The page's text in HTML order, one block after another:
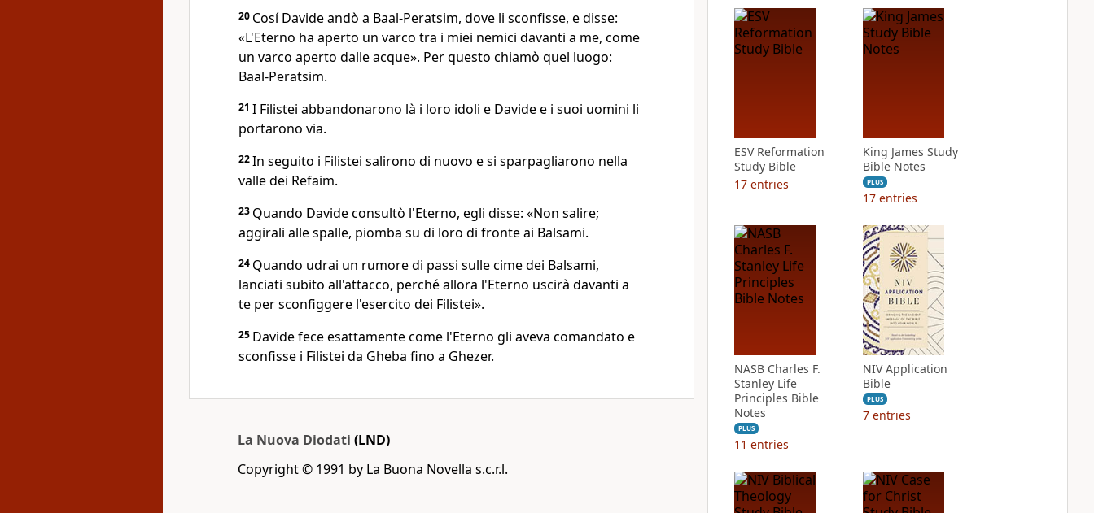
20 Cosí Davide andò a Baal-Peratsim, dove li sconfisse, e disse:
«L'Eterno ha aperto un varco tra i miei nemici davanti a me, come
un varco aperto dalle acque». Per questo chiamò quel luogo:
Baal-Peratsim.
21 I Filistei abbandonarono là i loro idoli e Davide e i suoi uomini li
portarono via.
22In seguito i Filistei salirono di nuovo e si sparpagliarono nella
valle dei Refaim.
23 Quando Davide consultò l'Eterno, egli disse: «Non salire;
aggirali alle spalle, piomba su di loro di fronte ai Balsami.
24 Quando udrai un rumore di passi sulle cime dei Balsami,
lanciati subito all'attacco, perché allora l'Eterno uscirà davanti a
te per sconfiggere l'esercito dei Filistei».
25 Davide fece esattamente come l'Eterno gli aveva comandato e
sconfisse i Filistei da Gheba fino a Ghezer.
La Nuova Diodati (LND)
Copyright © 1991 by La Buona Novella s.c.r.l.
ESV Reformation
Study Bible
17 entries
King James Study
Bible Notes
PLUS
17 entries
NASB Charles F.
Stanley Life
Principles Bible
Notes
PLUS
11 entries
NIV Application
Bible
PLUS
7 entries